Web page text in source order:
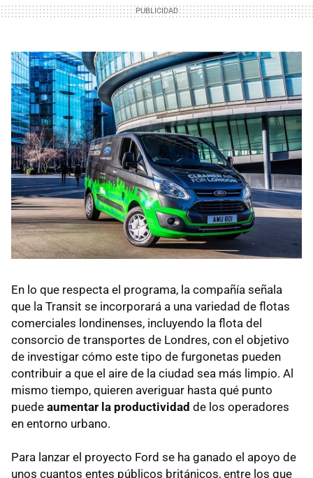
En lo que respecta el programa, la compañía señala
que la Transit se incorporará a una variedad de flotas
comerciales londinenses, incluyendo la flota del
consorcio de transportes de Londres, con el objetivo
de investigar cómo este tipo de furgonetas pueden
contribuir a que el aire de la ciudad sea más limpio. Al
mismo tiempo, quieren averiguar hasta qué punto
puede aumentar la productividad de los operadores
en entorno urbano.
Para lanzar el proyecto Ford se ha ganado el apoyo de
unos cuantos entes públicos británicos, entre los que